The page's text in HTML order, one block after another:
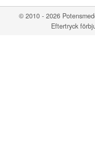
© 2010 - 2026
Eftertryck